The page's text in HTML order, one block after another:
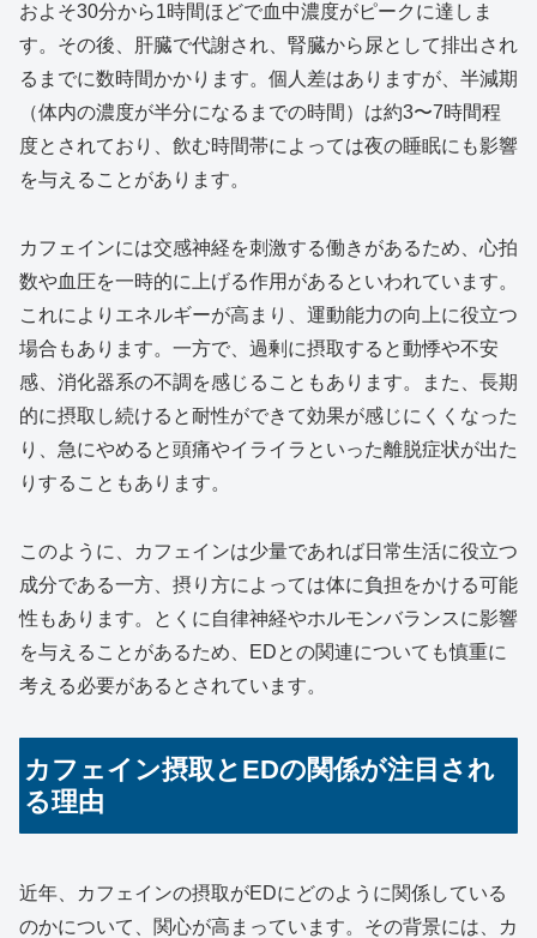
およそ30分から1時間ほどで血中濃度がピークに達しま
す。その後、肝臓で代謝され、腎臓から尿として排出され
るまでに数時間かかります。個人差はありますが、半減期
（体内の濃度が半分になるまでの時間）は約3〜7時間程
度とされており、飲む時間帯によっては夜の睡眠にも影響
を与えることがあります。
カフェインには交感神経を刺激する働きがあるため、心拍
数や血圧を一時的に上げる作用があるといわれています。
これによりエネルギーが高まり、運動能力の向上に役立つ
場合もあります。一方で、過剰に摂取すると動悸や不安
感、消化器系の不調を感じることもあります。また、長期
的に摂取し続けると耐性ができて効果が感じにくくなった
り、急にやめると頭痛やイライラといった離脱症状が出た
りすることもあります。
このように、カフェインは少量であれば日常生活に役立つ
成分である一方、摂り方によっては体に負担をかける可能
性もあります。とくに自律神経やホルモンバランスに影響
を与えることがあるため、EDとの関連についても慎重に
考える必要があるとされています。
カフェイン摂取とEDの関係が注目され
る理由
近年、カフェインの摂取がEDにどのように関係している
のかについて、関心が高まっています。その背景には、カ